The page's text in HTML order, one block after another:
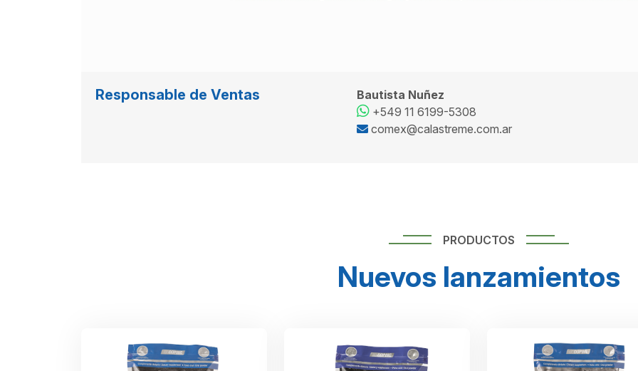
Responsable de Ventas
Bautista Nuñez
+549 11 6199-5308
comex@calastreme.com.ar
PRODUCTOS
Nuevos lanzamientos